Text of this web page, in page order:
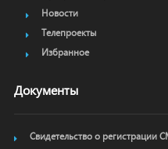
Новости
Телепроекты
Избранное
Документы
Свидетельство о регистрации